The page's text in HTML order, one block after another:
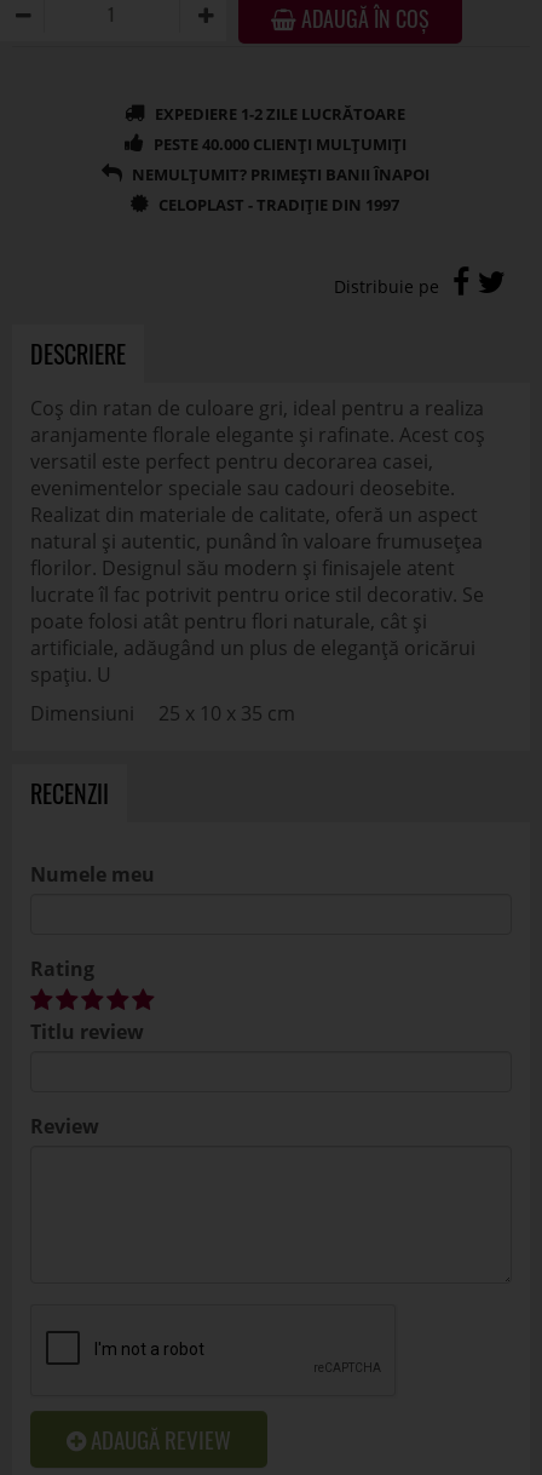
ADAUGĂ ÎN COȘ
DESCRIERE
Coș din ratan de culoare gri, ideal pentru a realiza
aranjamente florale elegante și rafinate. Acest coș
versatil este perfect pentru decorarea casei,
evenimentelor speciale sau cadouri deosebite.
Realizat din materiale de calitate, oferă un aspect
natural și autentic, punând în valoare frumusețea
florilor. Designul său modern și finisajele atent
lucrate îl fac potrivit pentru orice stil decorativ. Se
poate folosi atât pentru flori naturale, cât și
artificiale, adăugând un plus de eleganță oricărui
spațiu. U
Dimensiuni 25 x 10 x 35 cm
RECENZII
Numele meu
Rating
Titlu review
Review
ADAUGĂ REVIEW